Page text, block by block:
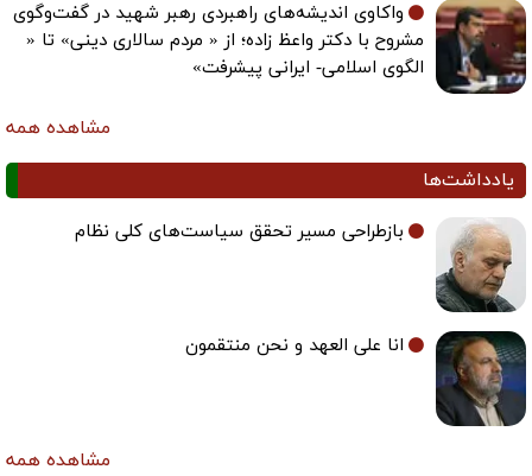
واکاوی اندیشه‌های راهبردی رهبر شهید در گفت‌وگوی
مشروح با دکتر واعظ زاده؛ از « مردم سالاری دینی» تا «
الگوی اسلامی- ایرانی پیشرفت»
مشاهده همه
یادداشت‌ها
بازطراحی مسیر تحقق سیاست‌های کلی نظام
انا علی العهد و نحن منتقمون
مشاهده همه